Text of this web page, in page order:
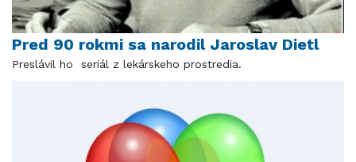
Pred 90 rokmi sa narodil Jaroslav Dietl
Preslávil ho seriál z lekárskeho prostredia.